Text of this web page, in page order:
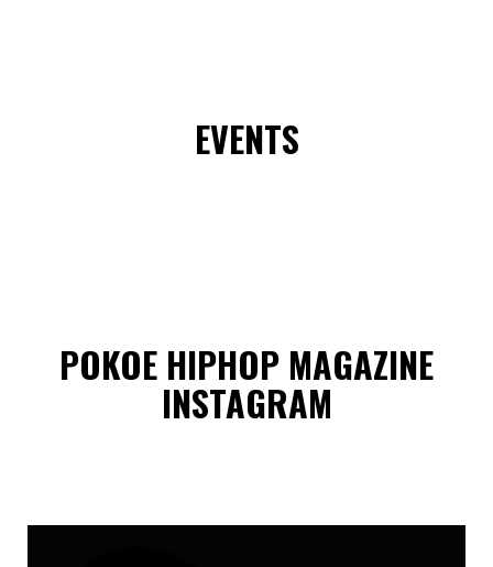
EVENTS
POKOE HIPHOP MAGAZINE
INSTAGRAM